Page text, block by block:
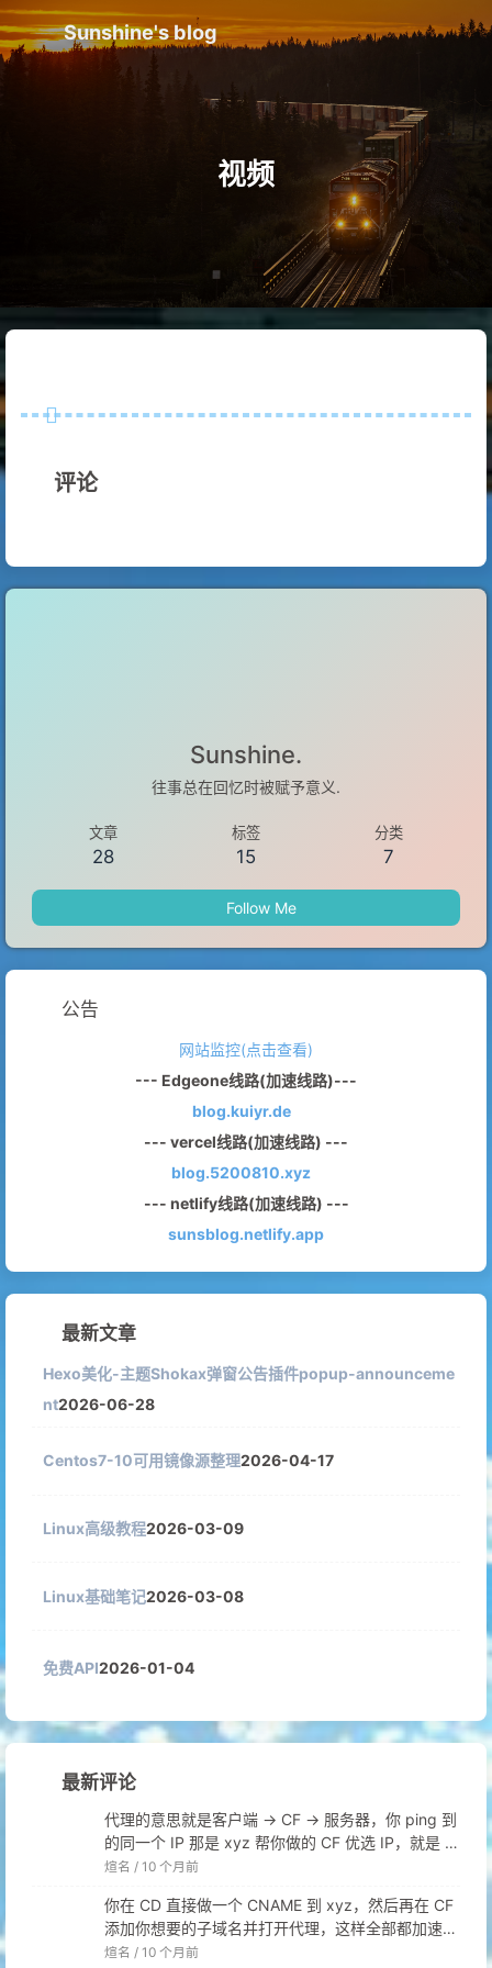
Sunshine's blog
视频
评论
Sunshine.
往事总在回忆时被赋予意义.
文章
28
标签
15
分类
7
Follow Me
公告
网站监控(点击查看)
--- Edgeone线路(加速线路)---
blog.kuiyr.de
--- vercel线路(加速线路) ---
blog.5200810.xyz
--- netlify线路(加速线路) ---
sunsblog.netlify.app
最新文章
Hexo美化-主题Shokax弹窗公告插件popup-announceme
nt2026-06-28
Centos7-10可用镜像源整理2026-04-17
Linux高级教程2026-03-09
Linux基础笔记2026-03-08
免费API2026-01-04
最新评论
代理的意思就是客户端 → CF → 服务器，你 ping 到
的同一个 IP 那是 xyz 帮你做的 CF 优选 IP，就是 C
F 的 IP。你这样不开代理直连是连不上的，因为所有
是打开代理，这样客户端的流量到了 CF 才找得到服
务器。
煊名 / 10 个月前
你在 CD 直接做一个 CNAME 到 xyz，然后再在 CF
添加你想要的子域名并打开代理，这样全部都加速
了。CD 只需要 5 条 DNS 就可以不管了，CF 的所
煊名 / 10 个月前